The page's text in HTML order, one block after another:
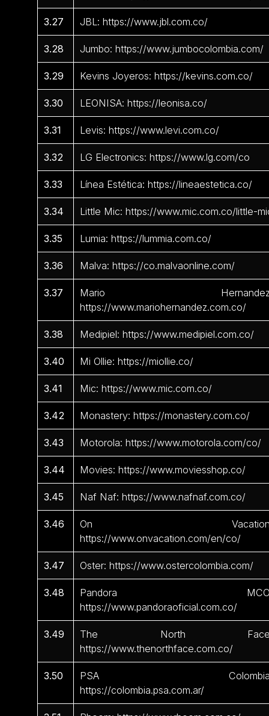
3.27 JBL: https://www.jbl.com.co/
3.28 Jumbo: https://www.jumbocolombia.com/
3.29 Kevins Joyeros: https://kevins.com.co/
3.30 LEONISA: https://leonisa.co/
3.31 Levis: https://www.levi.com.co/
3.32 LG Electronics: https://www.lg.com/co
3.33 Línea Estética: https://lineaestetica.co/
3.34 Little Mic: https://www.mic.com.co/little-
3.35 Lumia: https://lummia.com.co/
3.36 Malva: https://co.malvaonline.com/
3.37
Mario
https://www.mariohernandez.com.co/
3.38 Medipiel: https://www.medipiel.com.co/
3.40 Mi Ollie: https://miollie.co/
3.41 Mic: https://www.mic.com.co/
3.42 Monastery: https://monastery.com.co/
3.43 Motorola: https://www.motorola.com/co/
3.44 Movies: https://www.moviesshop.co/
3.45 Naf Naf: https://www.nafnaf.com.co/
3.46
On
https://www.onvacation.com/en/co/
3.47 Oster: https://www.ostercolombia.com/
3.48
Pandora
https://www.pandoraoficial.com.co/
3.49
The North
https://www.thenorthface.com.co/
3.50
PSA
https://colombia.psa.com.ar/